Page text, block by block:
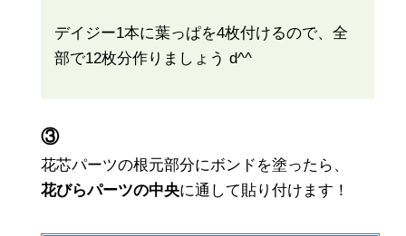
デイジー1本に葉っぱを4枚付けるので、全
部で12枚分作りましょう d^^
③
花芯パーツの根元部分にボンドを塗ったら、
花びらパーツの中央に通して貼り付けます！